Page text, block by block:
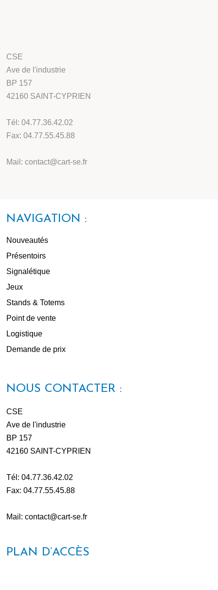
CSE
Ave de l'industrie
BP 157
42160 SAINT-CYPRIEN
Tél: 04.77.36.42.02
Fax: 04.77.55.45.88
Mail: contact@cart-se.fr
NAVIGATION :
Nouveautés
Présentoirs
Signalétique
Jeux
Stands & Totems
Point de vente
Logistique
Demande de prix
NOUS CONTACTER :
CSE
Ave de l'industrie
BP 157
42160 SAINT-CYPRIEN
Tél: 04.77.36.42.02
Fax: 04.77.55.45.88
Mail: contact@cart-se.fr
PLAN D’ACCÈS